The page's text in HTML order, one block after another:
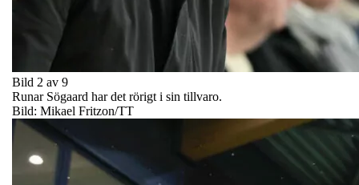
Bild 2 av 9
Runar Sögaard har det rörigt i sin tillvaro.
Bild: Mikael Fritzon/TT